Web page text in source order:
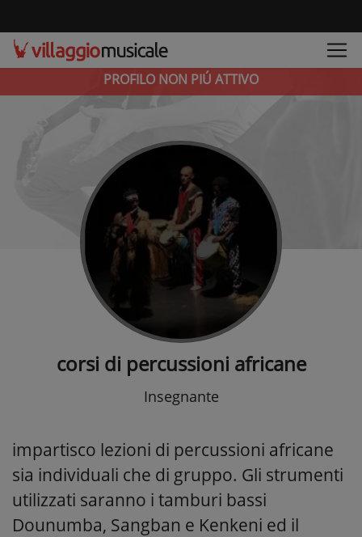
PROFILO NON PIÚ ATTIVO
corsi di percussioni africane
Insegnante
impartisco lezioni di percussioni africane
sia individuali che di gruppo. Gli strumenti
utilizzati saranno i tamburi bassi
Dounumba, Sangban e Kenkeni ed il